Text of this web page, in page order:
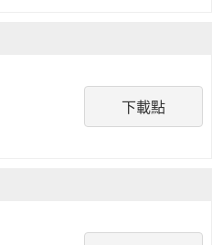
下載點